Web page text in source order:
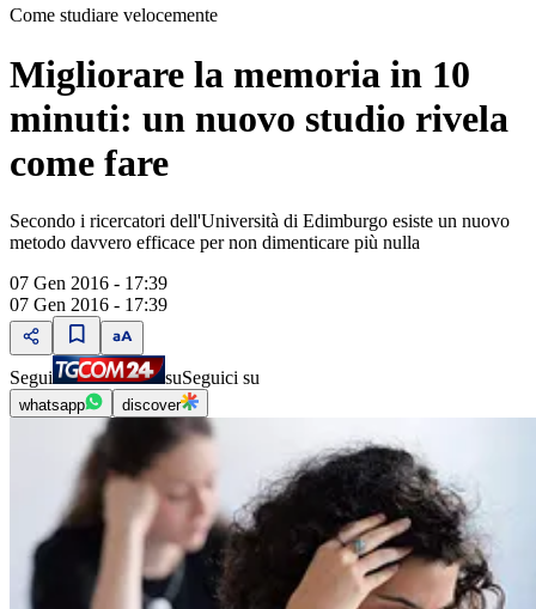
Come studiare velocemente
Migliorare la memoria in 10
minuti: un nuovo studio rivela
come fare
Secondo i ricercatori dell'Università di Edimburgo esiste un nuovo
metodo davvero efficace per non dimenticare più nulla
07 Gen 2016 - 17:39
07 Gen 2016 - 17:39
Segui suSeguici su
whatsapp discover